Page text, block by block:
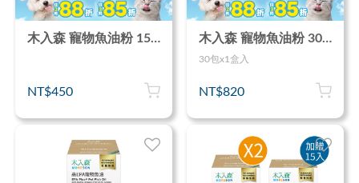
木入森 寵物魚油粉 15包｜犬貓魚油
NT$450
木入森 寵物魚油粉 30包｜犬貓魚油
30包x1盒入
NT$820